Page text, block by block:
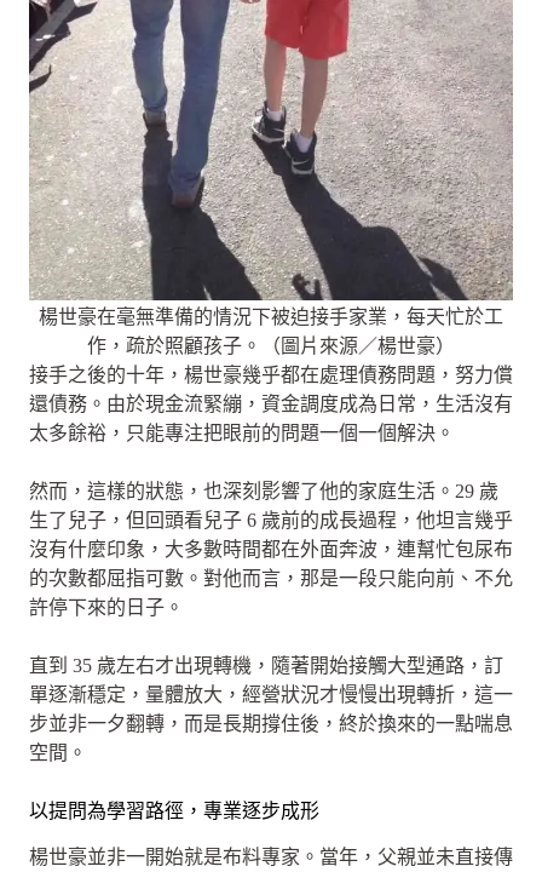
楊世豪在毫無準備的情況下被迫接手家業，每天忙於工
作，疏於照顧孩子。（圖片來源／楊世豪）
接手之後的十年，楊世豪幾乎都在處理債務問題，努力償
還債務。由於現金流緊繃，資金調度成為日常，生活沒有
太多餘裕，只能專注把眼前的問題一個一個解決。
然而，這樣的狀態，也深刻影響了他的家庭生活。29 歲
生了兒子，但回頭看兒子 6 歲前的成長過程，他坦言幾乎
沒有什麼印象，大多數時間都在外面奔波，連幫忙包尿布
的次數都屈指可數。對他而言，那是一段只能向前、不允
許停下來的日子。
直到 35 歲左右才出現轉機，隨著開始接觸大型通路，訂
單逐漸穩定，量體放大，經營狀況才慢慢出現轉折，這一
步並非一夕翻轉，而是長期撐住後，終於換來的一點喘息
空間。
以提問為學習路徑，專業逐步成形
楊世豪並非一開始就是布料專家。當年，父親並未直接傳